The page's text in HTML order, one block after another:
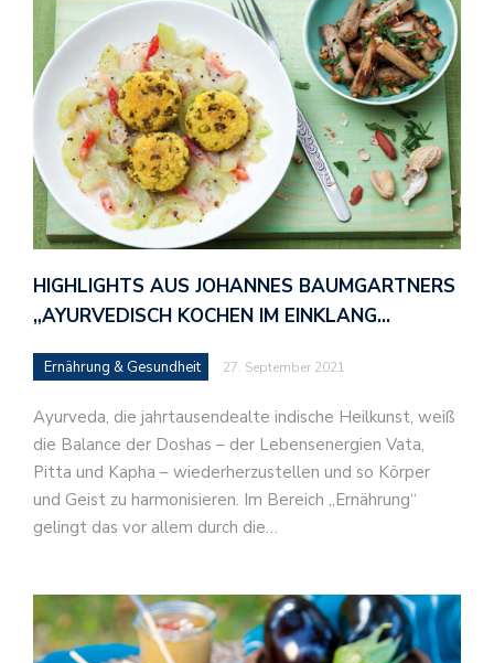
HIGHLIGHTS AUS JOHANNES BAUMGARTNERS
„AYURVEDISCH KOCHEN IM EINKLANG…
Ernährung & Gesundheit 27. September 2021
Ayurveda, die jahrtausendealte indische Heilkunst, weiß
die Balance der Doshas – der Lebensenergien Vata,
Pitta und Kapha – wiederherzustellen und so Körper
und Geist zu harmonisieren. Im Bereich „Ernährung“
gelingt das vor allem durch die…